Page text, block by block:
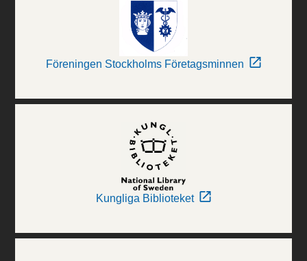
Föreningen Stockholms Företagsminnen
Kungliga Biblioteket